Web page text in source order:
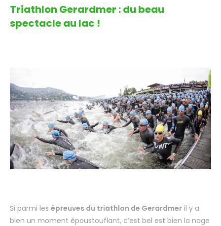
Triathlon Gerardmer : du beau
spectacle au lac !
Si parmi les épreuves du triathlon de Gerardmer il y a
bien un moment époustouflant, c’est bel est bien la nage